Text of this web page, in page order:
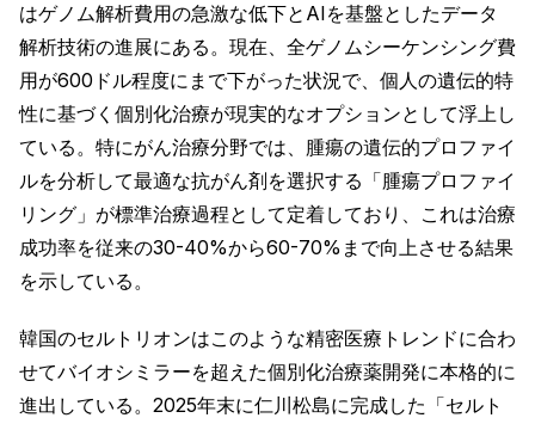
はゲノム解析費用の急激な低下とAIを基盤としたデータ
解析技術の進展にある。現在、全ゲノムシーケンシング費
用が600ドル程度にまで下がった状況で、個人の遺伝的特
性に基づく個別化治療が現実的なオプションとして浮上し
ている。特にがん治療分野では、腫瘍の遺伝的プロファイ
ルを分析して最適な抗がん剤を選択する「腫瘍プロファイ
リング」が標準治療過程として定着しており、これは治療
成功率を従来の30-40%から60-70%まで向上させる結果
を示している。
韓国のセルトリオンはこのような精密医療トレンドに合わ
せてバイオシミラーを超えた個別化治療薬開発に本格的に
進出している。2025年末に仁川松島に完成した「セルト